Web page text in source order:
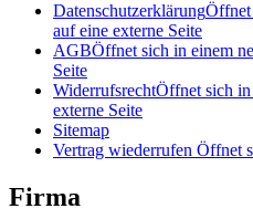
DatenschutzerklärungÖffnet
auf eine externe Seite
AGBÖffnet sich in einem
Seite
WiderrufsrechtÖffnet sich in
externe Seite
Sitemap
Vertrag wiederrufen Öffnet
Firma